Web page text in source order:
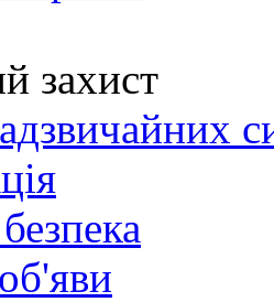
захист